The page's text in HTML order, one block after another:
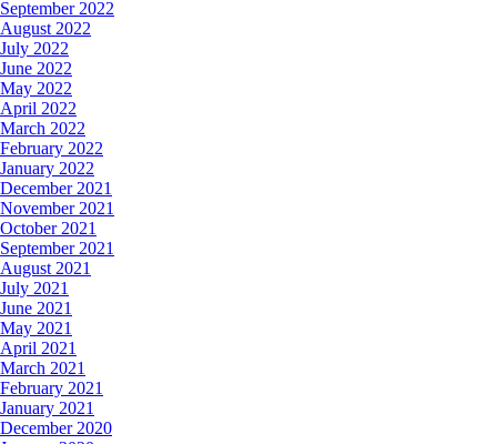
September 2022
August 2022
July 2022
June 2022
May 2022
April 2022
March 2022
February 2022
January 2022
December 2021
November 2021
October 2021
September 2021
August 2021
July 2021
June 2021
May 2021
April 2021
March 2021
February 2021
January 2021
December 2020